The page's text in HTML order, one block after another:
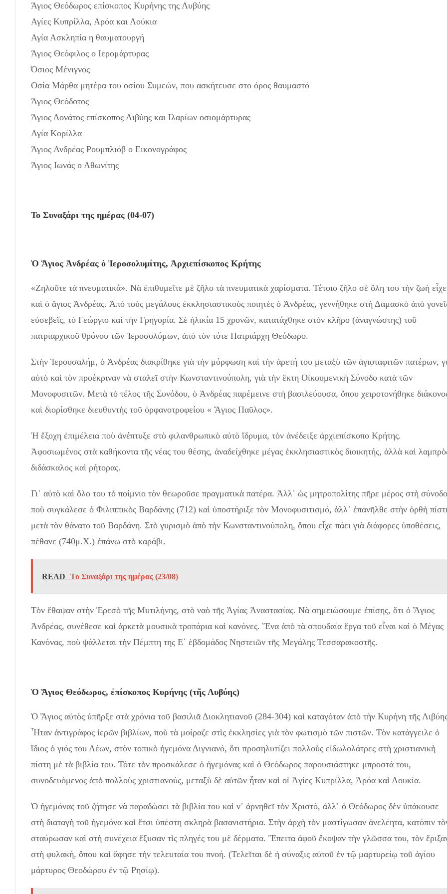
Άγιος Θεόδωρος επίσκοπος Κυρήνης της Λυβύης
Αγίες Κυπρίλλα, Αρόα και Λούκια
Αγία Ασκληπία η θαυματουργή
Άγιος Θεόφιλος ο Ιερομάρτυρας
Όσιος Μένιγνος
Οσία Μάρθα μητέρα του οσίου Συμεών, που ασκήτευσε στο όρος θαυμαστό
Άγιος Θεόδοτος
Άγιος Δονάτος επίσκοπος Λιβύης και Ιλαρίων οσιομάρτυρας
Αγία Κορίλλα
Άγιος Ανδρέας Ρουμπλιόβ ο Εικονογράφος
Άγιος Ιωνάς ο Αθωνίτης
Το Συναξάρι της ημέρας (04-07)
Ὁ Ἅγιος Ἀνδρέας ὁ Ἱεροσολυμίτης, Ἀρχιεπίσκοπος Κρήτης
«Ζηλοῦτε τὰ πνευματικά». Νὰ ἐπιθυμεῖτε μὲ ζῆλο τὰ πνευματικὰ χαρίσματα. Τέτοιο ζῆλο σὲ ὅλη του τὴν ζωὴ εἶχε
καὶ ὁ ἅγιος Ἀνδρέας. Ἀπὸ τοὺς μεγάλους ἐκκλησιαστικοὺς ποιητὲς ὁ Ἀνδρέας, γεννήθηκε στὴ Δαμασκὸ ἀπὸ
εὐσεβεῖς, τὸ Γεώργιο καὶ τὴν Γρηγορία. Σὲ ἡλικία 15 χρονῶν, κατατάχθηκε στὸν κλῆρο (ἀναγνώστης) τοῦ
πατριαρχικοῦ θρόνου τῶν Ἱεροσολύμων, ἀπὸ τὸν τότε Πατριάρχη Θεόδωρο.
Στὴν Ἱερουσαλήμ, ὁ Ἀνδρέας διακρίθηκε γιὰ τὴν μόρφωση καὶ τὴν ἀρετή του μεταξὺ τῶν ἁγιοταφιτῶν πατέρων,
αὐτὸ καὶ τὸν προέκριναν νὰ σταλεῖ στὴν Κωνσταντινούπολη, γιὰ τὴν ἕκτη Οἰκουμενικὴ Σύνοδο κατὰ τῶν
Μονοφυσιτῶν. Μετὰ τὸ τέλος τῆς Συνόδου, ὁ Ἀνδρέας παρέμεινε στὴ βασιλεύουσα, ὅπου χειροτονήθηκε
καὶ διορίσθηκε διευθυντὴς τοῦ ὀρφανοτροφείου « Ἅγιος Παῦλος».
Ἡ ἔξοχη ἐπιμέλεια ποὺ ἀνέπτυξε στὸ φιλανθρωπικὸ αὐτὸ ἵδρυμα, τὸν ἀνέδειξε ἀρχιεπίσκοπο Κρήτης.
Ἀφοσιωμένος στὰ καθήκοντα τῆς νέας του θέσης, ἀναδείχθηκε μέγας ἐκκλησιαστικὸς διοικητής, ἀλλὰ καὶ
διδάσκαλος καὶ ρήτορας.
Γι᾿ αὐτὸ καὶ ὅλο του τὸ ποίμνιο τὸν θεωροῦσε πραγματικὰ πατέρα. Ἀλλ᾿ ὡς μητροπολίτης πῆρε μέρος στὴ σύνοδο
ποὺ συγκάλεσε ὁ Φιλιππικὸς Βαρδάνης (712) καὶ ὑποστήριξε τὸν Μονοφυσιτισμό, ἀλλ᾿ ἐπανῆλθε στὴν ὀρθὴ
μετὰ τὸν θάνατο τοῦ Βαρδάνη. Στὸ γυρισμὸ ἀπὸ τὴν Κωνσταντινούπολη, ὅπου εἶχε πάει γιὰ διάφορες ὑποθέσεις,
πέθανε (740μ.Χ.) ἐπάνω στὸ καράβι.
READ Το Συναξάρι της ημέρας (23/08)
Τὸν ἔθαψαν στὴν Ἐρεσὸ τῆς Μυτιλήνης, στὸ ναὸ τῆς Ἁγίας Ἀναστασίας. Νὰ σημειώσουμε ἐπίσης, ὅτι ὁ Ἅγιος
Ἀνδρέας, συνέθεσε καὶ ἀρκετὰ μουσικὰ τροπάρια καὶ κανόνες. Ἕνα ἀπὸ τὰ σπουδαία ἔργα τοῦ εἶναι καὶ ὁ Μέγας
Κανόνας, ποὺ ψάλλεται τὴν Πέμπτη της Ε´ ἑβδομάδος Νηστειῶν τῆς Μεγάλης Τεσσαρακοστῆς.
Ὁ Ἅγιος Θεόδωρος, ἐπίσκοπος Κυρήνης (τῆς Λυβύης)
Ὁ Ἅγιος αὐτὸς ὑπῆρξε στὰ χρόνια τοῦ βασιλιᾶ Διοκλητιανοῦ (284-304) καὶ καταγόταν ἀπὸ τὴν Κυρήνη τῆς
Ἦταν ἀντιγράφος ἱερῶν βιβλίων, ποὺ τὰ μοίραζε στὶς ἐκκλησίες γιὰ τὸν φωτισμὸ τῶν πιστῶν. Τὸν κατάγγειλε ὁ
ἴδιος ὁ γιός του Λέων, στὸν τοπικὸ ἡγεμόνα Διγνιανό, ὅτι προσηλυτίζει πολλοὺς εἰδωλολάτρες στὴ χριστιανικὴ
πίστη μὲ τὰ βιβλία του. Τότε τὸν προσκάλεσε ὁ ἡγεμόνας καὶ ὁ Θεόδωρος παρουσιάστηκε μπροστά του,
συνοδευόμενος ἀπὸ πολλοὺς χριστιανούς, μεταξὺ δὲ αὐτῶν ἦταν καὶ οἱ Ἁγίες Κυπρίλλα, Ἀρόα καὶ Λουκία.
Ὁ ἡγεμόνας τοῦ ζήτησε νὰ παραδώσει τὰ βιβλία του καὶ ν᾿ ἀρνηθεῖ τὸν Χριστό, ἀλλ᾿ ὁ Θεόδωρος δὲν ὑπάκουσε
στὴ διαταγὴ τοῦ ἡγεμόνα καὶ ἔτσι ὑπέστη σκληρὰ βασανιστήρια. Στὴν ἀρχὴ τὸν μαστίγωσαν ἀνελέητα, κατόπιν
σταύρωσαν καὶ στὴ συνέχεια ἔξυσαν τὶς πληγές του μὲ δέρματα. Ἔπειτα ἀφοῦ ἔκοψαν τὴν γλῶσσα του, τὸν
στὴ φυλακή, ὅπου καὶ ἄφησε τὴν τελευταία του πνοή. (Τελεῖται δὲ ἡ σύναξις αὐτοῦ ἐν τῷ μαρτυρείῳ τοῦ ἁγίου
μάρτυρος Θεοδώρου ἐν τῷ Ρησίῳ).